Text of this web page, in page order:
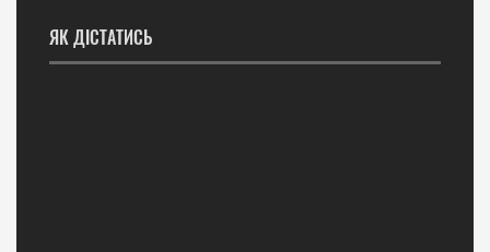
ЯК ДІСТАТИСЬ